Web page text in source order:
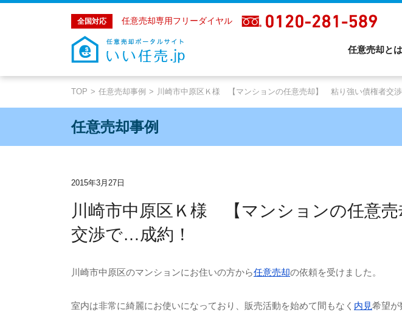
全国対応 任意売却専用フリーダイヤル
任意売却とは
TOP 任意売却事例 川崎市中原区Ｋ様 【マンションの任意売却】 粘り強い債権者交渉
任意売却事例
2015年3月27日
川崎市中原区Ｋ様 【マンションの任意
交渉で…成約！
川崎市中原区のマンションにお住いの方から任意売却の依頼を受けました。
室内は非常に綺麗にお使いになっており、販売活動を始めて間もなく 内見希望が